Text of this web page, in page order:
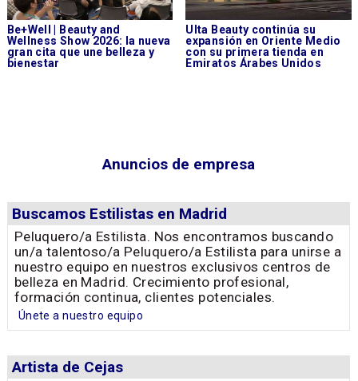
Be+Well | Beauty and
Wellness Show 2026: la nueva
gran cita que une belleza y
bienestar
Ulta Beauty continúa su
expansión en Oriente Medio
con su primera tienda en
Emiratos Árabes Unidos
Anuncios de empresa
Buscamos Estilistas en Madrid
Peluquero/a Estilista. Nos encontramos buscando
un/a talentoso/a Peluquero/a Estilista para unirse a
nuestro equipo en nuestros exclusivos centros de
belleza en Madrid. Crecimiento profesional,
formación continua, clientes potenciales.
Únete a nuestro equipo
Artista de Cejas